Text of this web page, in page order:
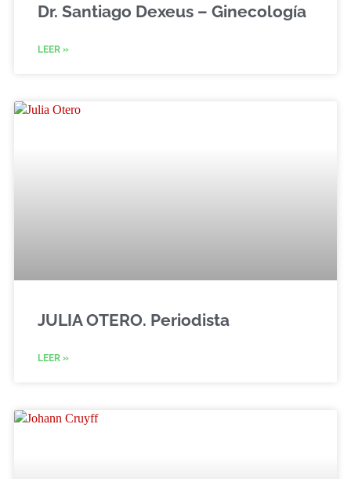
Dr. Santiago Dexeus – Ginecología
LEER »
JULIA OTERO. Periodista
LEER »